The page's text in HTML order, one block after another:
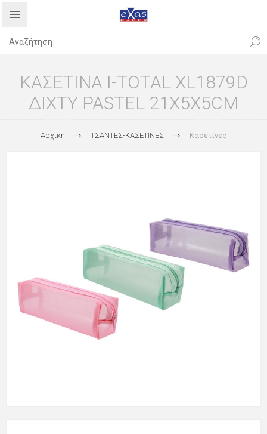
ΚΑΣΕΤΙΝΑ I-TOTAL XL1879D
ΔΙΧΤΥ PASTEL 21X5X5CM
Αρχική ΤΣΑΝΤΕΣ-ΚΑΣΕΤΙΝΕΣ Κασετίνες